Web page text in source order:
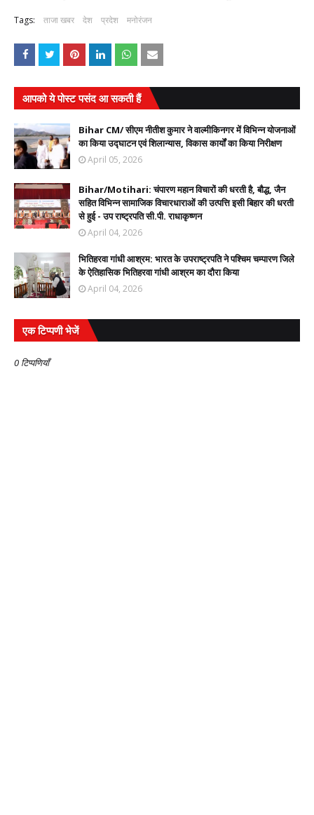
Tags: ताजा खबर देश प्रदेश मनोरंजन
आपको ये पोस्ट पसंद आ सकती हैं
Bihar CM/ सीएम नीतीश कुमार ने वाल्मीकिनगर में विभिन्न योजनाओं
का किया उद्घाटन एवं शिलान्यास, विकास कार्यों का किया निरीक्षण
April 05, 2026
Bihar/Motihari: चंपारण महान विचारों की धरती है, बौद्ध, जैन
सहित विभिन्न सामाजिक विचारधाराओं की उत्पत्ति इसी बिहार की धरती
से हुई - उप राष्ट्रपति सी.पी. राधाकृष्णन
April 04, 2026
भितिहरवा गांधी आश्रम: भारत के उपराष्ट्रपति ने पश्चिम चम्पारण जिले
के ऐतिहासिक भितिहरवा गांधी आश्रम का दौरा किया
April 04, 2026
एक टिप्पणी भेजें
0 टिप्पणियाँ